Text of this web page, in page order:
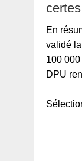
En
validé
100
DPU